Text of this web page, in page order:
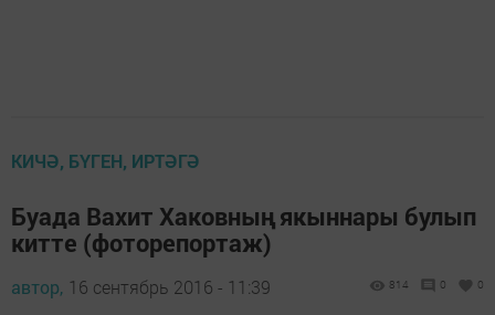
КИЧӘ, БҮГЕН, ИРТӘГӘ
Буада Вахит Хаковның якыннары булып
китте (фоторепортаж)
автор, 16 сентябрь 2016 - 11:39 814 0 0